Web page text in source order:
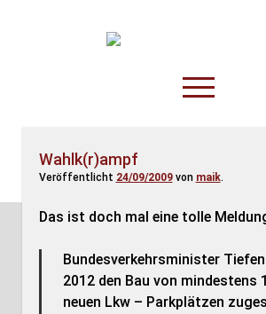
TruckOnline.de
open
menu
Anderswo
Spesenliste
Disposition
Wahlk(r)ampf
Veröffentlicht 24/09/2009von maik.
Das ist doch mal eine tolle
Bundesverkehrsminister
2012 den Bau von mindestens
neuen Lkw – Parkplätzen